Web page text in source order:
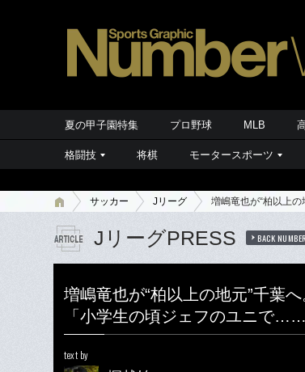
夏の甲子園特集 プロ野球 MLB
格闘技 将棋 モータースポーツ
サッカー Jリーグ 増嶋竜也が“柏以上
JリーグPRESS BACK NUMBER
増嶋竜也が“柏以上の地元”千葉へ
「小学生の頃ジェフのユニで……
text by